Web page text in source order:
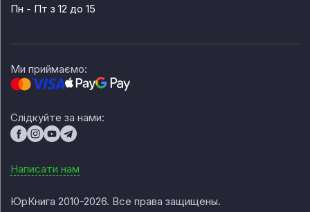
Пн - Пт з 12 до 15
Ми приймаємо:
Слідкуйте за нами:
Написати нам
ЮрКнига 2010-2026. Все права защищены.